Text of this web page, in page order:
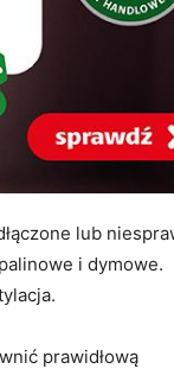
lub
i dymowe.
prawidłową